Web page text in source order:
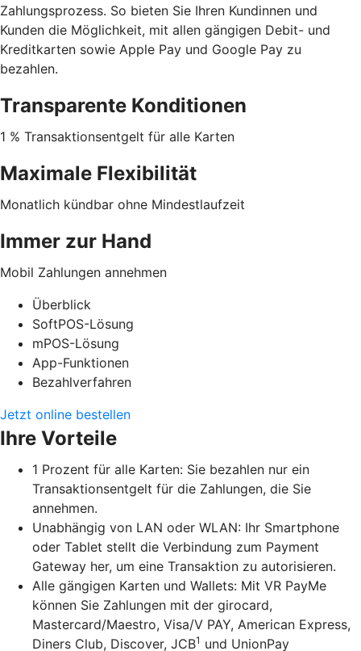
Zahlungsprozess. So bieten Sie Ihren Kundinnen und
Kunden die Möglichkeit, mit allen gängigen Debit- und
Kreditkarten sowie Apple Pay und Google Pay zu
bezahlen.
Transparente Konditionen
1 % Transaktionsentgelt für alle Karten
Maximale Flexibilität
Monatlich kündbar ohne Mindestlaufzeit
Immer zur Hand
Mobil Zahlungen annehmen
Überblick
SoftPOS-Lösung
mPOS-Lösung
App-Funktionen
Bezahlverfahren
Jetzt online bestellen
Ihre Vorteile
1 Prozent für alle Karten: Sie bezahlen nur ein
Transaktionsentgelt für die Zahlungen, die Sie
annehmen.
Unabhängig von LAN oder WLAN: Ihr Smartphone
oder Tablet stellt die Verbindung zum Payment
Gateway her, um eine Transaktion zu autorisieren.
Alle gängigen Karten und Wallets: Mit VR PayMe
können Sie Zahlungen mit der girocard,
Mastercard/Maestro, Visa/V PAY, American Express,
Diners Club, Discover, JCB1 und UnionPay